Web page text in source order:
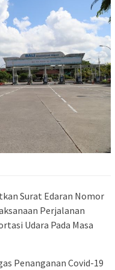
Surat Edaran Nomor
Perjalanan
Udara Pada Masa
Penanganan Covid-19